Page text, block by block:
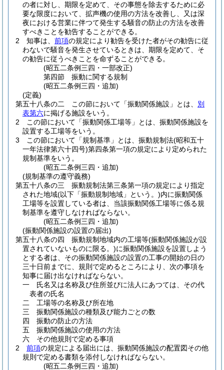
の者に対し、期限を定めて、その事態を除去するために必
要な限度において、拡声機の使用の方法を改善し、又は深
夜における営業に伴つて発生する騒音の防止の方法を改善
すべきことを勧告することができる。
2
知事は、 前項の規定により勧告を受けた者がその勧告に従
わないで騒音を発生させているときは、期限を定めて、そ
の勧告に従うべきことを命ずることができる。
(昭五二条例三四・一部改正)
第四節
振動に関する規制
(昭五二条例三四・追加)
(定義)
第五十八条の二
この節において「振動関係施設」とは、 別
表第六に掲げる施設をいう。
2
この節において「振動関係工場等」とは、振動関係施設を
設置する工場等をいう。
3
この節において「規制基準」とは、振動規制法(昭和五十
一年法律第六十四号)第四条第一項の規定により定められた
規制基準をいう。
(昭五二条例三四・追加)
(規制基準の遵守義務)
第五十八条の三
振動規制法第三条第一項の規定により指定
された地域(以下「振動規制地域」という。)内に振動関係
工場等を設置している者は、当該振動関係工場等に係る規
制基準を遵守しなければならない。
(昭五二条例三四・追加)
(振動関係施設の設置の届出)
第五十八条の四
振動規制地域内の工場等(振動関係施設が設
置されていないものに限る。)に振動関係施設を設置しよう
とする者は、その振動関係施設の設置の工事の開始の日の
三十日前までに、規則で定めるところにより、次の事項を
知事に届け出なければならない。
一
氏名又は名称及び住所並びに法人にあつては、その代
表者の氏名
二
工場等の名称及び所在地
三
振動関係施設の種類及び能力ごとの数
四
振動の防止の方法
五
振動関係施設の使用の方法
六
その他規則で定める事項
2
前項の規定による届出には、振動関係施設の配置図その他
規則で定める書類を添付しなければならない。
(昭五二条例三四・追加)